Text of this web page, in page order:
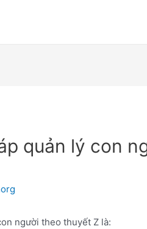
quản lý con
người theo thuyết Z là: